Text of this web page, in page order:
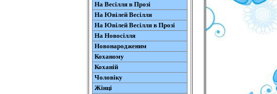
На Весілля в Прозі
На Ювілей Весілля
На Ювілей Весілля в Прозі
На Новосілля
Новонародженим
Коханому
Коханій
Чоловіку
Жінці